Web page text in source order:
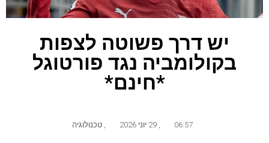
יש דרך פשוטה לצפות
בקולומביה נגד פורטוגל
*חינם*
06:57 29 יוני 2026 טכנולוגיה